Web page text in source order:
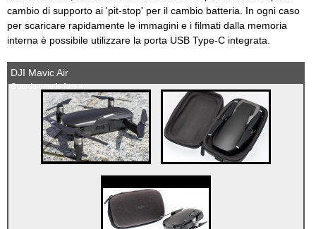
cambio di supporto ai 'pit-stop' per il cambio batteria. In ogni caso
per scaricare rapidamente le immagini e i filmati dalla memoria
interna è possibile utilizzare la porta USB Type-C integrata.
DJI Mavic Air
Guarda tutte le foto »